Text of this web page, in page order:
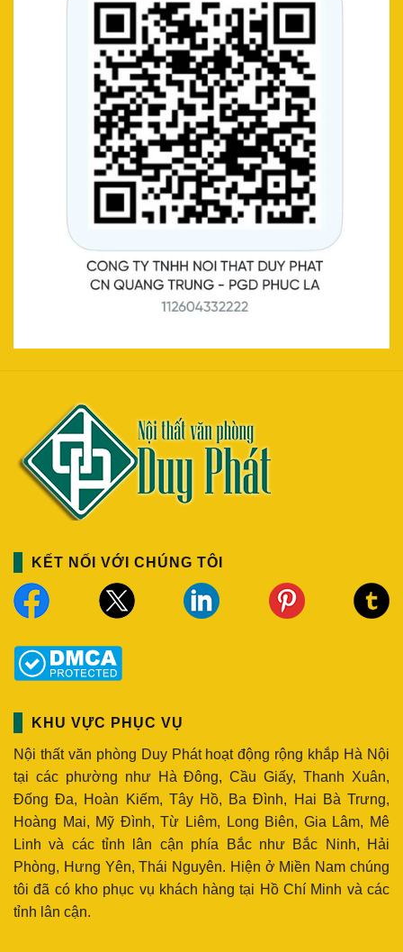
KẾT NỐI VỚI CHÚNG TÔI
KHU VỰC PHỤC VỤ
Nội thất văn phòng Duy Phát hoạt động rộng khắp Hà Nội
tại các phường như Hà Đông, Cầu Giấy, Thanh Xuân,
Đống Đa, Hoàn Kiếm, Tây Hồ, Ba Đình, Hai Bà Trưng,
Hoàng Mai, Mỹ Đình, Từ Liêm, Long Biên, Gia Lâm, Mê
Linh và các tỉnh lân cận phía Bắc như Bắc Ninh, Hải
Phòng, Hưng Yên, Thái Nguyên. Hiện ở Miền Nam chúng
tôi đã có kho phục vụ khách hàng tại Hồ Chí Minh và các
tỉnh lân cận.